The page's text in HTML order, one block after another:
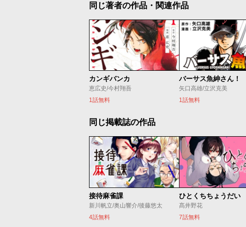
同じ著者の作品・関連作品
カンギバンカ
恵広史/今村翔吾
1話無料
バーサス魚紳さん！
矢口高雄/立沢克美
1話無料
同じ掲載誌の作品
接待麻雀課
新川帆立/奥山響介/後藤悠太
4話無料
ひとくちちょうだい
髙井野花
7話無料